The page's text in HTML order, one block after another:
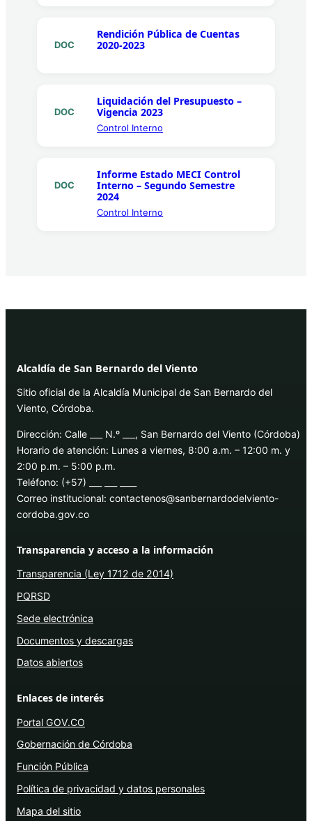
DOC
Rendición Pública de Cuentas
2020-2023
DOC
Liquidación del Presupuesto –
Vigencia 2023
Control Interno
DOC
Informe Estado MECI Control
Interno – Segundo Semestre
2024
Control Interno
Alcaldía de San Bernardo del Viento
Sitio oficial de la Alcaldía Municipal de San Bernardo del
Viento, Córdoba.
Dirección: Calle ___ N.º ___, San Bernardo del Viento (Córdoba)
Horario de atención: Lunes a viernes, 8:00 a.m. – 12:00 m. y
2:00 p.m. – 5:00 p.m.
Teléfono: (+57) ___ ___ ____
Correo institucional: contactenos@sanbernardodelviento-
cordoba.gov.co
Transparencia y acceso a la información
Transparencia (Ley 1712 de 2014)
PQRSD
Sede electrónica
Documentos y descargas
Datos abiertos
Enlaces de interés
Portal GOV.CO
Gobernación de Córdoba
Función Pública
Política de privacidad y datos personales
Mapa del sitio